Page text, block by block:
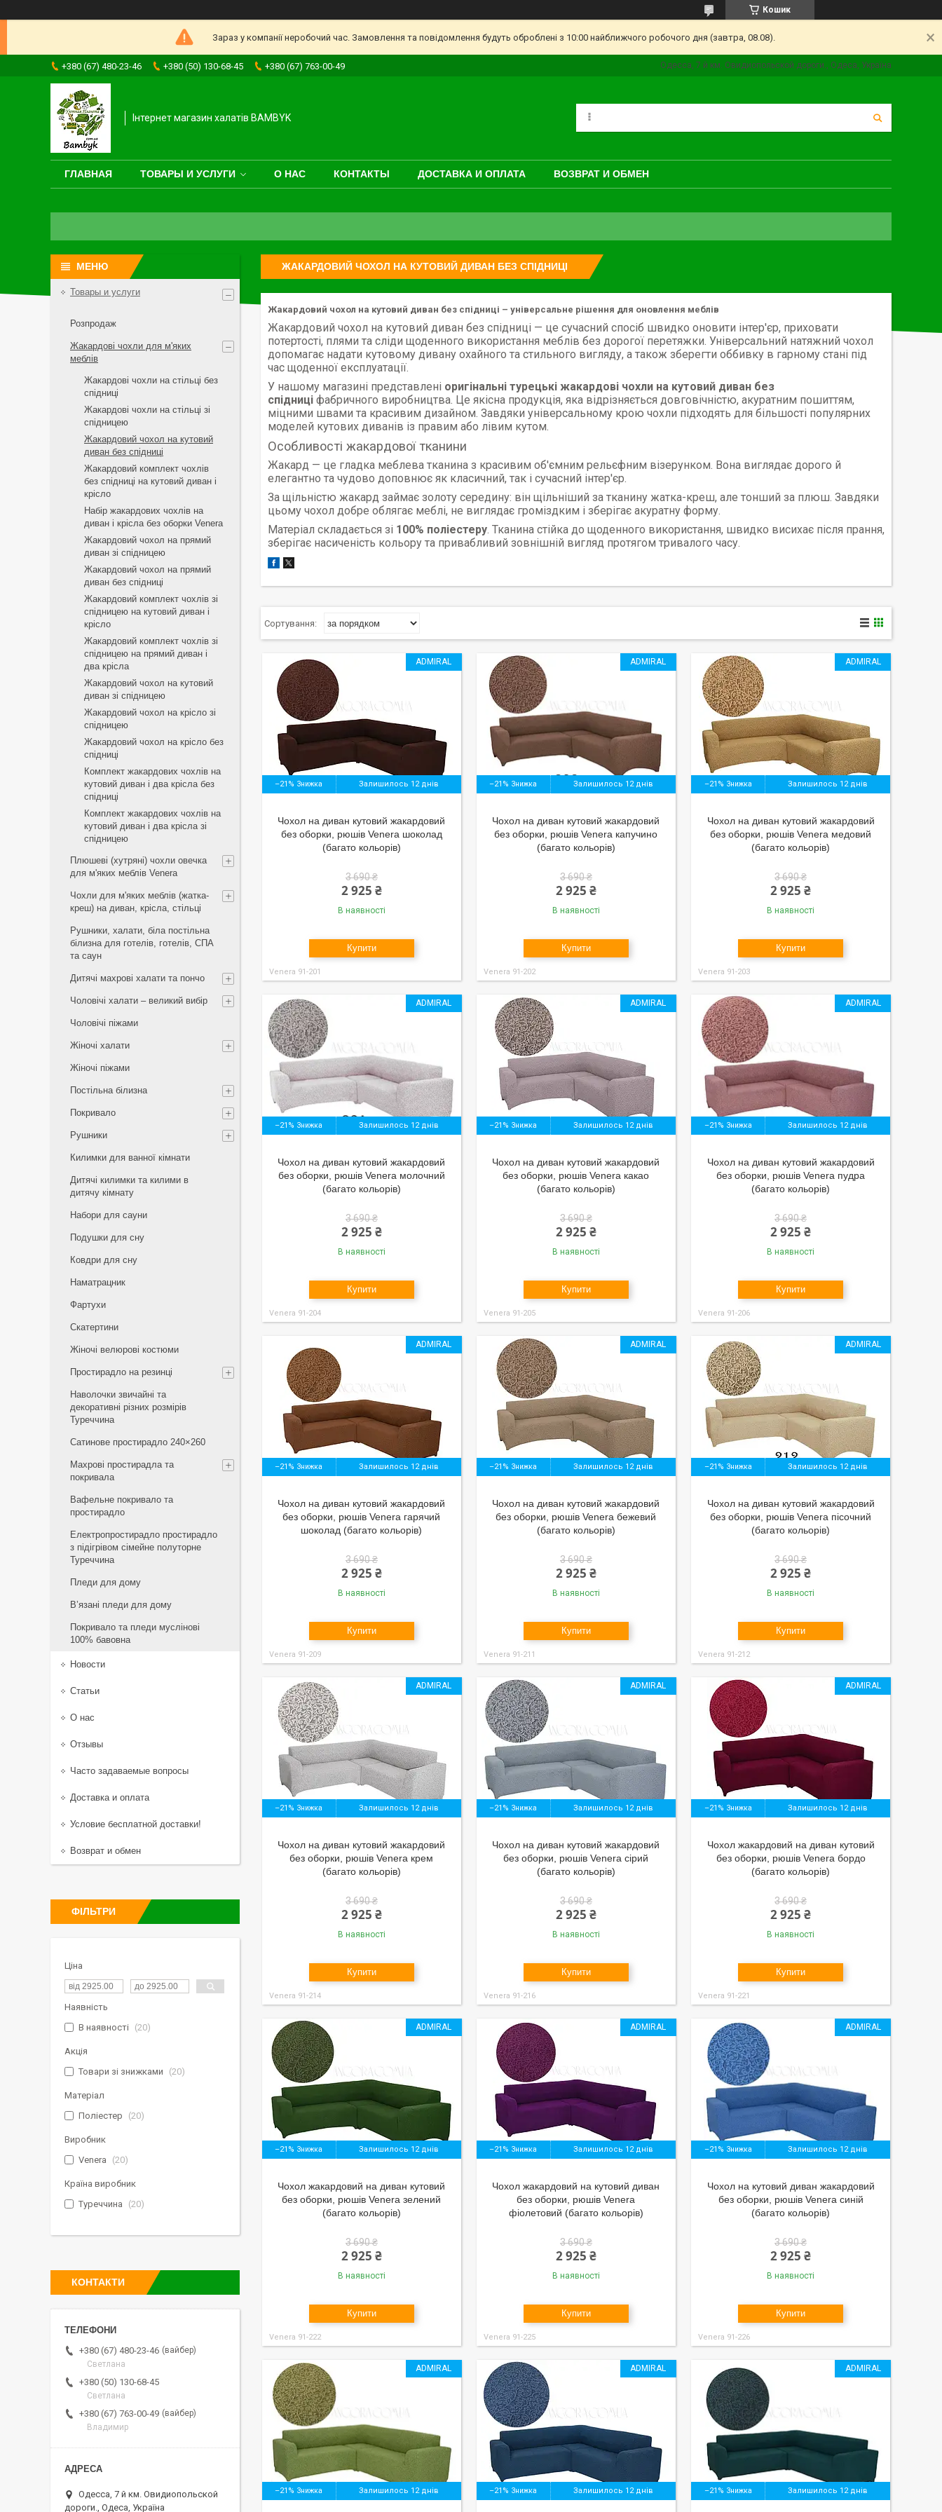
Кошик
Зараз у компанії неробочий час. Замовлення та повідомлення будуть оброблені з 10:00 найближчого робочого дня (завтра, 08.08).
+380 (67) 480-23-46 +380 (50) 130-68-45 +380 (67) 763-00-49 Одесса, 7 й км. Овидиопольской дороги., Одеса, Україна
Інтернет магазин халатів BAMBYK
ГЛАВНАЯ ТОВАРЫ И УСЛУГИ О НАС КОНТАКТЫ ДОСТАВКА И ОПЛАТА ВОЗВРАТ И ОБМЕН
ЖАКАРДОВИЙ ЧОХОЛ НА КУТОВИЙ ДИВАН БЕЗ СПІДНИЦІ
Жакардовий чохол на кутовий диван без спідниці – універсальне рішення для оновлення меблів
Жакардовий чохол на кутовий диван без спідниці — це сучасний спосіб швидко оновити інтер'єр, приховати
потертості, плями та сліди щоденного використання меблів без дорогої перетяжки. Універсальний натяжний чохол
допомагає надати кутовому дивану охайного та стильного вигляду, а також зберегти оббивку в гарному стані під
час щоденної експлуатації.
У нашому магазині представлені оригінальні турецькі жакардові чохли на кутовий диван без
спідниці фабричного виробництва. Це якісна продукція, яка відрізняється довговічністю, акуратним пошиттям,
міцними швами та красивим дизайном. Завдяки універсальному крою чохли підходять для більшості популярних
моделей кутових диванів із правим або лівим кутом.
Особливості жакардової тканини
Жакард — це гладка меблева тканина з красивим об'ємним рельєфним візерунком. Вона виглядає дорого й
елегантно та чудово доповнює як класичний, так і сучасний інтер'єр.
За щільністю жакард займає золоту середину: він щільніший за тканину жатка-креш, але тонший за плюш. Завдяки
цьому чохол добре облягає меблі, не виглядає громіздким і зберігає акуратну форму.
Матеріал складається зі 100% поліестеру. Тканина стійка до щоденного використання, швидко висихає після прання,
зберігає насиченість кольору та привабливий зовнішній вигляд протягом тривалого часу.
ADMIRAL
–21% Залишилось 12 днів
Чохол на диван кутовий жакардовий
без оборки, рюшів Venera шоколад
(багато кольорів)
3 690 ₴
2 925 ₴
В наявності
Купити
Venera 91-201
ADMIRAL
–21% Залишилось 12 днів
Чохол на диван кутовий жакардовий
без оборки, рюшів Venera капучино
(багато кольорів)
3 690 ₴
2 925 ₴
В наявності
Купити
Venera 91-202
ADMIRAL
–21% Залишилось 12 днів
Чохол на диван кутовий жакардовий
без оборки, рюшів Venera медовий
(багато кольорів)
3 690 ₴
2 925 ₴
В наявності
Купити
Venera 91-203
ADMIRAL
–21% Залишилось 12 днів
Чохол на диван кутовий жакардовий
без оборки, рюшів Venera молочний
(багато кольорів)
3 690 ₴
2 925 ₴
В наявності
Купити
Venera 91-204
ADMIRAL
–21% Залишилось 12 днів
Чохол на диван кутовий жакардовий
без оборки, рюшів Venera какао
(багато кольорів)
3 690 ₴
2 925 ₴
В наявності
Купити
Venera 91-205
ADMIRAL
–21% Залишилось 12 днів
Чохол на диван кутовий жакардовий
без оборки, рюшів Venera пудра
(багато кольорів)
3 690 ₴
2 925 ₴
В наявності
Купити
Venera 91-206
ADMIRAL
–21% Залишилось 12 днів
Чохол на диван кутовий жакардовий
без оборки, рюшів Venera гарячий
шоколад (багато кольорів)
3 690 ₴
2 925 ₴
В наявності
Купити
Venera 91-209
ADMIRAL
–21% Залишилось 12 днів
Чохол на диван кутовий жакардовий
без оборки, рюшів Venera бежевий
(багато кольорів)
3 690 ₴
2 925 ₴
В наявності
Купити
Venera 91-211
ADMIRAL
–21% Залишилось 12 днів
Чохол на диван кутовий жакардовий
без оборки, рюшів Venera пісочний
(багато кольорів)
3 690 ₴
2 925 ₴
В наявності
Купити
Venera 91-212
ADMIRAL
–21% Залишилось 12 днів
Чохол на диван кутовий жакардовий
без оборки, рюшів Venera крем
(багато кольорів)
3 690 ₴
2 925 ₴
В наявності
Купити
Venera 91-214
ADMIRAL
–21% Залишилось 12 днів
Чохол на диван кутовий жакардовий
без оборки, рюшів Venera сірий
(багато кольорів)
3 690 ₴
2 925 ₴
В наявності
Купити
Venera 91-216
ADMIRAL
–21% Залишилось 12 днів
Чохол жакардовий на диван кутовий
без оборки, рюшів Venera бордо
(багато кольорів)
3 690 ₴
2 925 ₴
В наявності
Купити
Venera 91-221
ADMIRAL
–21% Залишилось 12 днів
Чохол жакардовий на диван кутовий
без оборки, рюшів Venera зелений
(багато кольорів)
3 690 ₴
2 925 ₴
В наявності
Купити
Venera 91-222
ADMIRAL
–21% Залишилось 12 днів
Чохол жакардовий на кутовий диван
без оборки, рюшів Venera
фіолетовий (багато кольорів)
3 690 ₴
2 925 ₴
В наявності
Купити
Venera 91-225
ADMIRAL
–21% Залишилось 12 днів
Чохол на кутовий диван жакардовий
без оборки, рюшів Venera синій
(багато кольорів)
3 690 ₴
2 925 ₴
В наявності
Купити
Venera 91-226
ADMIRAL
–21% Залишилось 12 днів
ADMIRAL
–21% Залишилось 12 днів
ADMIRAL
–21% Залишилось 12 днів
Товары и услуги
Розпродаж
Жакардові чохли для м'яких
меблів
Жакардові чохли на стільці без
спідниці
Жакардові чохли на стільці зі
спідницею
Жакардовий чохол на кутовий
диван без спідниці
Жакардовий комплект чохлів
без спідниці на кутовий диван і
крісло
Набір жакардових чохлів на
диван і крісла без оборки Venera
Жакардовий чохол на прямий
диван зі спідницею
Жакардовий чохол на прямий
диван без спідниці
Жакардовий комплект чохлів зі
спідницею на кутовий диван і
крісло
Жакардовий комплект чохлів зі
спідницею на прямий диван і
два крісла
Жакардовий чохол на кутовий
диван зі спідницею
Жакардовий чохол на крісло зі
спідницею
Жакардовий чохол на крісло без
спідниці
Комплект жакардових чохлів на
кутовий диван і два крісла без
спідниці
Комплект жакардових чохлів на
кутовий диван і два крісла зі
спідницею
Плюшеві (хутряні) чохли овечка
для м'яких меблів Venera
Чохли для м'яких меблів (жатка-
креш) на диван, крісла, стільці
Рушники, халати, біла постільна
білизна для готелів, готелів, СПА
та саун
Дитячі махрові халати та пончо
Чоловічі халати – великий вибір
Чоловічі піжами
Жіночі халати
Жіночі піжами
Постільна білизна
Покривало
Рушники
Килимки для ванної кімнати
Дитячі килимки та килими в
дитячу кімнату
Набори для сауни
Подушки для сну
Ковдри для сну
Наматрацник
Фартухи
Скатертини
Жіночі велюрові костюми
Простирадло на резинці
Наволочки звичайні та
декоративні різних розмірів
Туреччина
Сатинове простирадло 240×260
Махрові простирадла та
покривала
Вафельне покривало та
простирадло
Електропростирадло простирадло
з підігрівом сімейне полуторне
Туреччина
Пледи для дому
В’язані пледи для дому
Покривало та пледи муслінові
100% бавовна
Новости
Статьи
О нас
Отзывы
Часто задаваемые вопросы
Доставка и оплата
Условие бесплатной доставки!
Возврат и обмен
ФІЛЬТРИ
Ціна
Наявність
В наявності
20
Акція
Товари зі знижками
20
Матеріал
Поліестер
20
Виробник
Venera
20
Країна виробник
Туреччина
20
КОНТАКТИ
+380 (67) 480-23-46
вайбер
Светлана
+380 (50) 130-68-45
Светлана
+380 (67) 763-00-49
вайбер
Владимир
Одесса, 7 й км. Овидиопольской
дороги., Одеса, Україна